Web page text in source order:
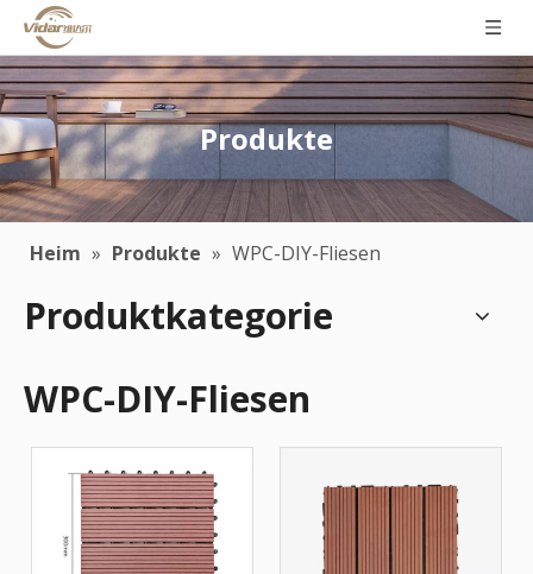
Produkte
Heim » Produkte » WPC-DIY-Fliesen
Produktkategorie
WPC-DIY-Fliesen